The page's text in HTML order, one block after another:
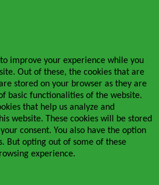
to improve your experience while you
Out of these, the cookies that are
stored on your browser as they are
basic functionalities of the website.
that help us analyze and
website. These cookies will be stored
consent. You also have the option
But opting out of some of these
experience.